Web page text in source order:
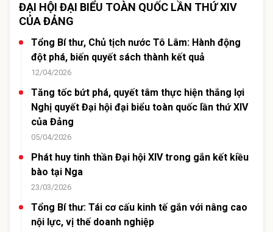
ĐẠI HỘI ĐẠI BIỂU TOÀN QUỐC LẦN THỨ XIV
CỦA ĐẢNG
Tổng Bí thư, Chủ tịch nước Tô Lâm: Hành động
đột phá, biến quyết sách thành kết quả
12/04/2026
Tăng tốc bứt phá, quyết tâm thực hiện thắng lợi
Nghị quyết Đại hội đại biểu toàn quốc lần thứ XIV
của Đảng
05/04/2026
Phát huy tinh thần Đại hội XIV trong gắn kết kiều
bào tại Nga
23/03/2026
Tổng Bí thư: Tái cơ cấu kinh tế gắn với nâng cao
nội lực, vị thế doanh nghiệp